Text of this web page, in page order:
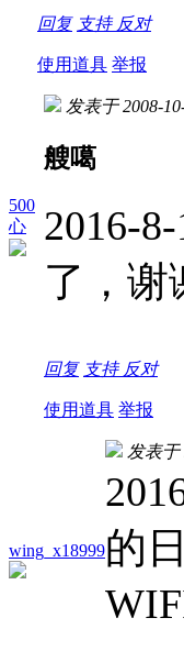
回复 支持 反对
使用道具 举报
500
心
发表于 2008-
艘噶
2016-
了，谢
回复 支持 反对
使用道具 举报
wing_x18999
发表于
的